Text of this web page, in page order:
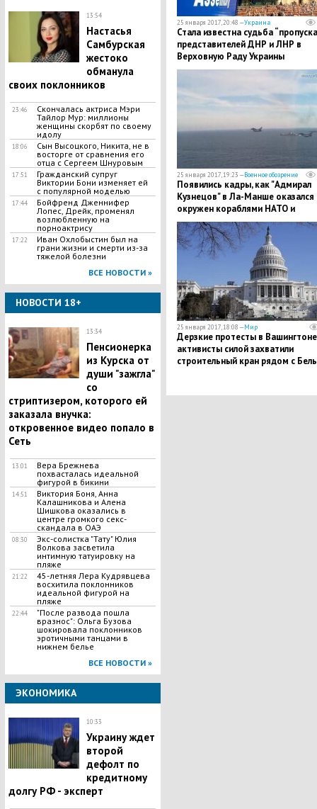
13:54
Настасья
Самбурская
жестоко
обманула
своих поклонников
23:46
​Скончалась актриса Мэри
Тайлор Мур: миллионы
женщины скорбят по своему
идолу
18:06
Сын Высоцкого, Никита, не в
восторге от сравнения его
отца с Сергеем Шнуровым
17:51
Гражданский супруг
Виктории Бони изменяет ей
с популярной моделью
17:44
Бойфренд Дженнифер
Лопес, Дрейк, променял
возлюбленную на
порноактрису
17:22
Иван Охлобыстин был на
грани жизни и смерти из-за
тяжелой болезни
ВСЕ НОВОСТИ »
НОВОСТИ 18+
13:34
Пенсионерка
из Курска от
души "зажгла"
со
стриптизером, которого ей
заказала внучка:
откровенное видео попало в
Сеть
13:01
Вера Брежнева
похвасталась идеальной
фигурой в бикини
14:51
Виктория Боня, Анна
Калашникова и Алена
Шишкова оказались в
центре громкого секс-
скандала в ОАЭ
08:30
Экс-солистка "Тату" Юлия
Волкова засветила
интимную татуировку на
пляже
21:22
45-летняя Лера Кудрявцева
восхитила поклонников
идеальной фигурой на
пляже
22:44
"После развода пошла
вразнос": Ольга Бузова
шокировала поклонников
эротичными танцами в
нижнем белье
ВСЕ НОВОСТИ »
ЭКОНОМИКА
10:33
Украину ждет
второй
дефолт по
кредитному
долгу РФ - эксперт
25 января 2017, 20:48 —Украина
Стала известна судьба
представителей ДНР и ЛНР в
Верховную Раду Украины
25 января 2017, 19:23 —Военное обозрение
Появились кадры, как "Адмирал
Кузнецов" в Ла-Манше оказался
окружен кораблями НАТО и
истребителями
25 января 2017, 18:08 —Мир
Дерзкие протесты в
активисты силой захватили
строительный кран рядом с